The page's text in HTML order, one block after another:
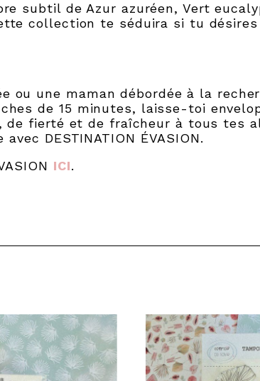
subtil de Azur azuréen, Vert
collection te séduira si tu
ou une maman débordée à la
de 15 minutes, laisse-toi
de fierté et de fraîcheur à tous tes
DESTINATION ÉVASION.
ICI.